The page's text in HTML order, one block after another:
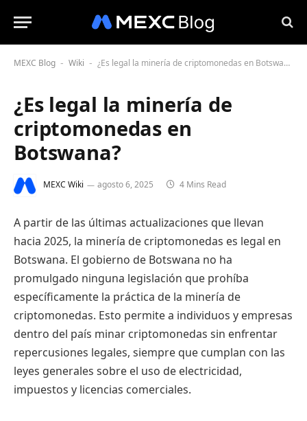
MEXC Blog - Wiki - ¿Es legal la minería de criptomonedas en Botswana?
¿Es legal la minería de
criptomonedas en
Botswana?
MEXC Wiki agosto 6, 2025 4 Mins Read
A partir de las últimas actualizaciones que llevan
hacia 2025, la minería de criptomonedas es legal en
Botswana. El gobierno de Botswana no ha
promulgado ninguna legislación que prohíba
específicamente la práctica de la minería de
criptomonedas. Esto permite a individuos y empresas
dentro del país minar criptomonedas sin enfrentar
repercusiones legales, siempre que cumplan con las
leyes generales sobre el uso de electricidad,
impuestos y licencias comerciales.